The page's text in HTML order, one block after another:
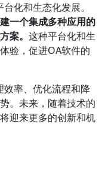
化和生态化发展。
一个集成多种应用的
案。这种平台化和生
验，促进OA软件的
率、优化流程和降
。未来，随着技术的
迎来更多的创新和机